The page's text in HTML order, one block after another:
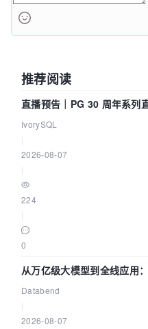
推荐阅读
直播预告｜PG 30 周年系列
核——我们改得动吗？我们贡
IvorySQL
2026-08-07
224
0
从万亿级大模型到全线应
企业构建全链路 Trace 数据管
Databend
2026-08-07